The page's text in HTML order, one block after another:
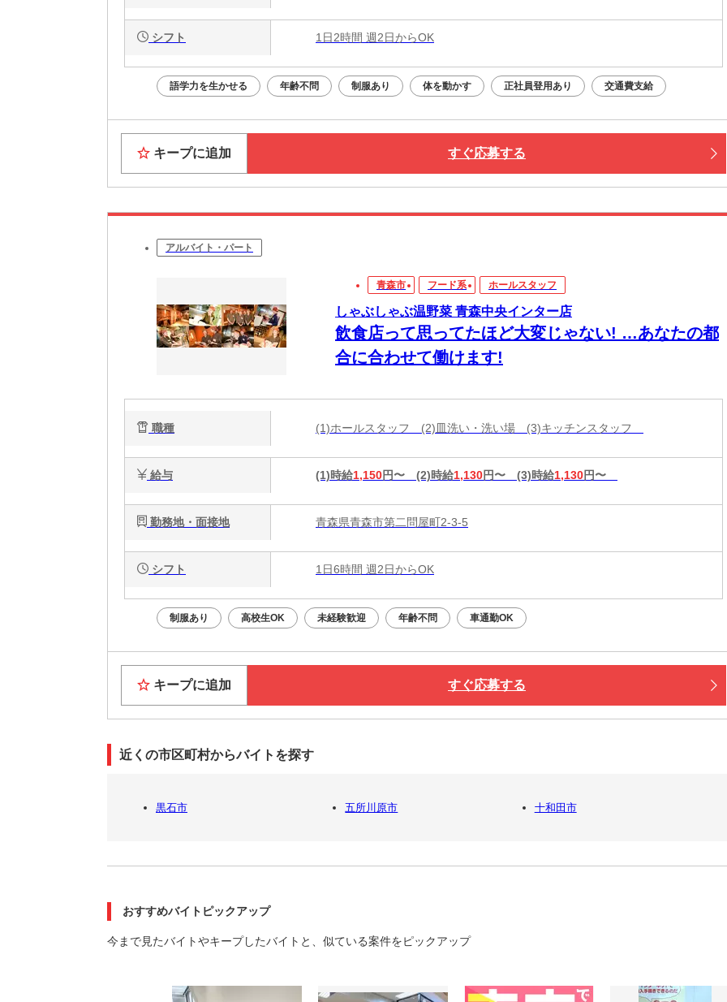
シフト 1日2時間 週2日からOK
語学力を生かせる 年齢不問 制服あり 体を動かす 正社員登用あり 交通費支給
キープに追加 すぐ応募する
アルバイト・パート
青森市 フード系 ホールスタッフ
しゃぶしゃぶ温野菜 青森中央インター店
飲食店って思ってたほど大変じゃない! …あなたの都
合に合わせて働けます!
職種 (1)ホールスタッフ (2)皿洗い・洗い場 (3)キッチンスタッフ
給与 (1)時給1,150円〜 (2)時給1,130円〜 (3)時給1,130円〜
勤務地・面接地 青森県青森市第二問屋町2-3-5
シフト 1日6時間 週2日からOK
制服あり 高校生OK 未経験歓迎 年齢不問 車通勤OK
キープに追加 すぐ応募する
近くの市区町村からバイトを探す
黒石市 五所川原市 十和田市
おすすめバイトピックアップ
今まで見たバイトやキープしたバイトと、似ている案件をピックアップ